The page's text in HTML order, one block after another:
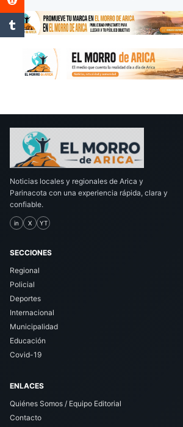
Noticias locales y regionales de Arica y
Parinacota con una experiencia rápida, clara y
confiable.
in X YT
SECCIONES
Regional
Policial
Deportes
Internacional
Municipalidad
Educación
Covid-19
ENLACES
Quiénes Somos / Equipo Editorial
Contacto